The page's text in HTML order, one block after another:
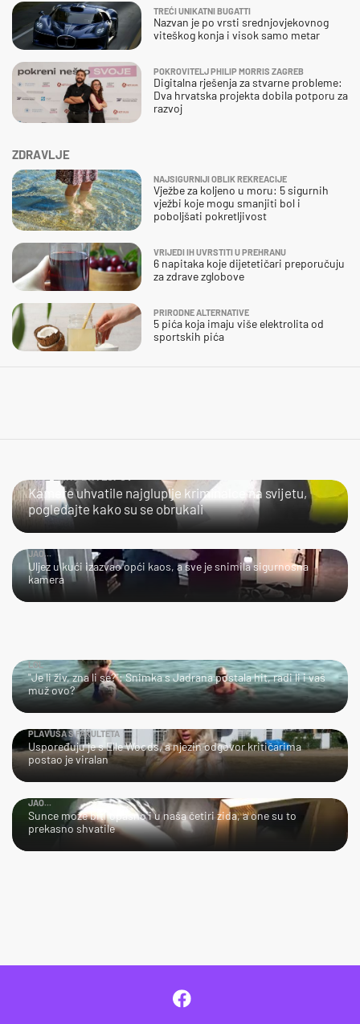
ZDRAVLJE
NAJSIGURNIJI OBLIK REKREACIJE
Vježbe za koljeno u moru: 5 sigurnih
vježbi koje mogu smanjiti bol i
poboljšati pokretljivost
VRIJEDI IH UVRSTITI U PREHRANU
6 napitaka koje dijetetičari preporučuju
za zdrave zglobove
PRIRODNE ALTERNATIVE
5 pića koja imaju više elektrolita od
sportskih pića
TREĆI UNIKATNI BUGATTI
Nazvan je po vrsti srednjovjekovnog
viteškog konja i visok samo metar
POKROVITELJ PHILIP MORRIS ZAGREB
Digitalna rješenja za stvarne probleme:
Dva hrvatska projekta dobila potporu za
razvoj
NIJE LAKO BITI LOPOV
Kamere uhvatile najgluplje kriminalce na svijetu,
pogledajte kako su se obrukali
JAO...
Uljez u kući izazvao opći kaos, a sve je snimila sigurnosna
kamera
LOL
"Je li živ, zna li se?": Snimka s Jadrana postala hit, radi li i vaš
muž ovo?
PLAVUŠA S FAKULTETA
Uspoređuju je s Elle Woods, a njezin odgovor kritičarima
postao je viralan
JAO...
Sunce može biti opasno i u naša četiri zida, a one su to
prekasno shvatile